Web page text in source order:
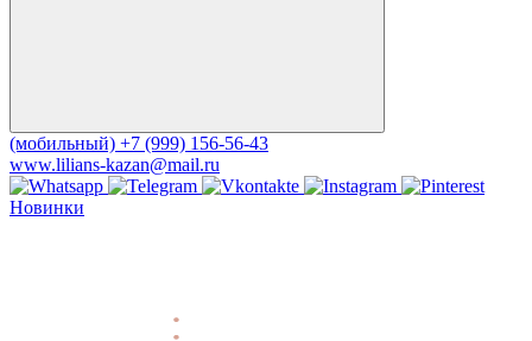
(мобильный) +7 (999) 156-56-43
www.lilians-kazan@mail.ru
Новинки